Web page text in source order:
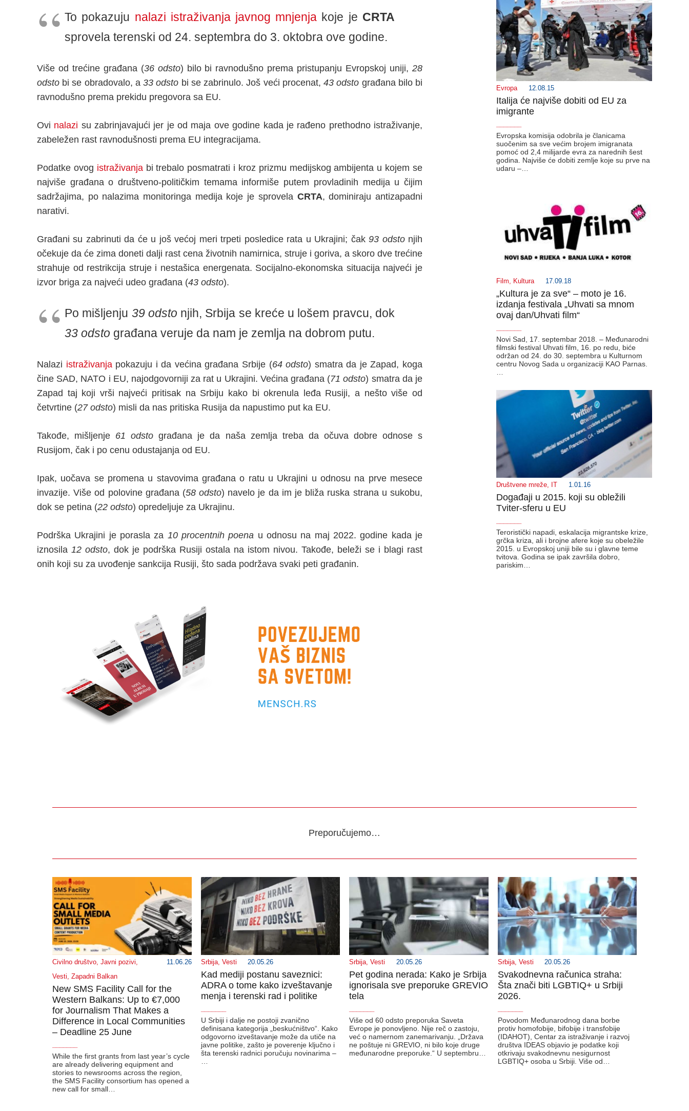
To pokazuju nalazi istraživanja javnog mnjenja koje je CRTA
sprovela terenski od 24. septembra do 3. oktobra ove godine.
Više od trećine građana (36 odsto) bilo bi ravnodušno prema pristupanju Evropskoj uniji, 28
odsto bi se obradovalo, a33 odsto bi se zabrinulo. Još veći procenat,43 odsto građana bilo bi
ravnodušno prema prekidu pregovora sa EU.
Ovi nalazi su zabrinjavajući jer je od maja ove godine kada je rađeno prethodno istraživanje,
zabeležen rast ravnodušnosti prema EU integracijama.
Podatke ovog istraživanjabi trebalo posmatrati i kroz prizmu medijskog ambijenta u kojem se
najviše građana o društveno-političkim temama informiše putem provladinih medija u čijim
sadržajima, po nalazima monitoringa medija koje je sprovela CRTA, dominiraju antizapadni
narativi.
Građani su zabrinuti da će u još većoj meri trpeti posledice rata u Ukrajini; čak93 odstonjih
očekuje da će zima doneti dalji rast cena životnih namirnica, struje i goriva, a skoro dve trećine
strahuje od restrikcija struje i nestašica energenata. Socijalno-ekonomska situacija najveći je
izvor briga za najveći udeo građana (43 odsto).
Po mišljenju 39 odsto njih, Srbija se kreće u lošem pravcu, dok
33 odsto građana veruje da nam je zemlja na dobrom putu.
Nalazi istraživanjapokazuju i da većina građana Srbije (64 odsto) smatra da je Zapad, koga
čine SAD, NATO i EU, najodgovorniji za rat u Ukrajini. Većina građana (71 odsto) smatra da je
Zapad taj koji vrši najveći pritisak na Srbiju kako bi okrenula leđa Rusiji, a nešto više od
četvrtine (27 odsto) misli da nas pritiska Rusija da napustimo put ka EU.
Takođe, mišljenje 61 odsto građana je da naša zemlja treba da očuva dobre odnose s
Rusijom, čak i po cenu odustajanja od EU.
Ipak, uočava se promena u stavovima građana o ratu u Ukrajini u odnosu na prve mesece
invazije. Više od polovine građana (58 odsto) navelo je da im je bliža ruska strana u sukobu,
dok se petina (22 odsto) opredeljuje za Ukrajinu.
Podrška Ukrajini je porasla za 10 procentnih poena u odnosu na maj 2022. godine kada je
iznosila 12 odsto, dok je podrška Rusiji ostala na istom nivou. Takođe, beleži se i blagi rast
onih koji su za uvođenje sankcija Rusiji, što sada podržava svaki peti građanin.
Evropa 12.08.15
Italija će najviše dobiti od EU za
imigrante
Evropska komisija odobrila je članicama
suočenim sa sve većim brojem imigranata
pomoć od 2,4 milijarde evra za narednih šest
godina. Najviše će dobiti zemlje koje su prve na
udaru –…
Film, Kultura 17.09.18
„Kultura je za sve“ – moto je 16.
izdanja festivala „Uhvati sa mnom
ovaj dan/Uhvati film“
Novi Sad, 17. septembar 2018. – Međunarodni
filmski festival Uhvati film, 16. po redu, biće
održan od 24. do 30. septembra u Kulturnom
centru Novog Sada u organizaciji KAO Parnas.
Društvene mreže, 1.01.16
Događaji u 2015. koji su obležili
Tviter-sferu u EU
Teroristički napadi, eskalacija migrantske krize,
grčka kriza, ali i brojne afere koje su obeležile
2015. u Evropskoj uniji bile su i glavne teme
tvitova. Godina se ipak završila dobro,
pariskim…
Preporučujemo…
Civilno društvo, Javni pozivi,
Vesti, Zapadni Balkan
11.06.26
New SMS Facility Call for the
Western Balkans: Up to €7,000
for Journalism That Makes a
Difference in Local Communities
– Deadline 25 June
While the first grants from last year’s cycle
are already delivering equipment and
stories to newsrooms across the region,
the SMS Facility consortium has opened a
new call for small…
Srbija, Vesti 20.05.26
Kad mediji postanu saveznici:
ADRA o tome kako izveštavanje
menja i terenski rad i politike
U Srbiji i dalje ne postoji zvanično
definisana kategorija „beskućništvo“. Kako
odgovorno izveštavanje može da utiče na
javne politike, zašto je poverenje ključno i
šta terenski radnici poručuju novinarima –
…
Srbija, Vesti 20.05.26
Pet godina nerada: Kako je Srbija
ignorisala sve preporuke GREVIO
tela
Više od 60 odsto preporuka Saveta
Evrope je ponovljeno. Nije reč o zastoju,
već o namernom zanemarivanju. „Država
ne poštuje ni GREVIO, ni bilo koje druge
međunarodne preporuke.“ U septembru…
Srbija, Vesti 20.05.26
Svakodnevna računica straha:
Šta znači biti LGBTIQ+ u Srbiji
2026.
Povodom Međunarodnog dana borbe
protiv homofobije, bifobije i transfobije
(IDAHOT), Centar za istraživanje i razvoj
društva IDEAS objavio je podatke koji
otkrivaju svakodnevnu nesigurnost
LGBTIQ+ osoba u Srbiji. Više od…